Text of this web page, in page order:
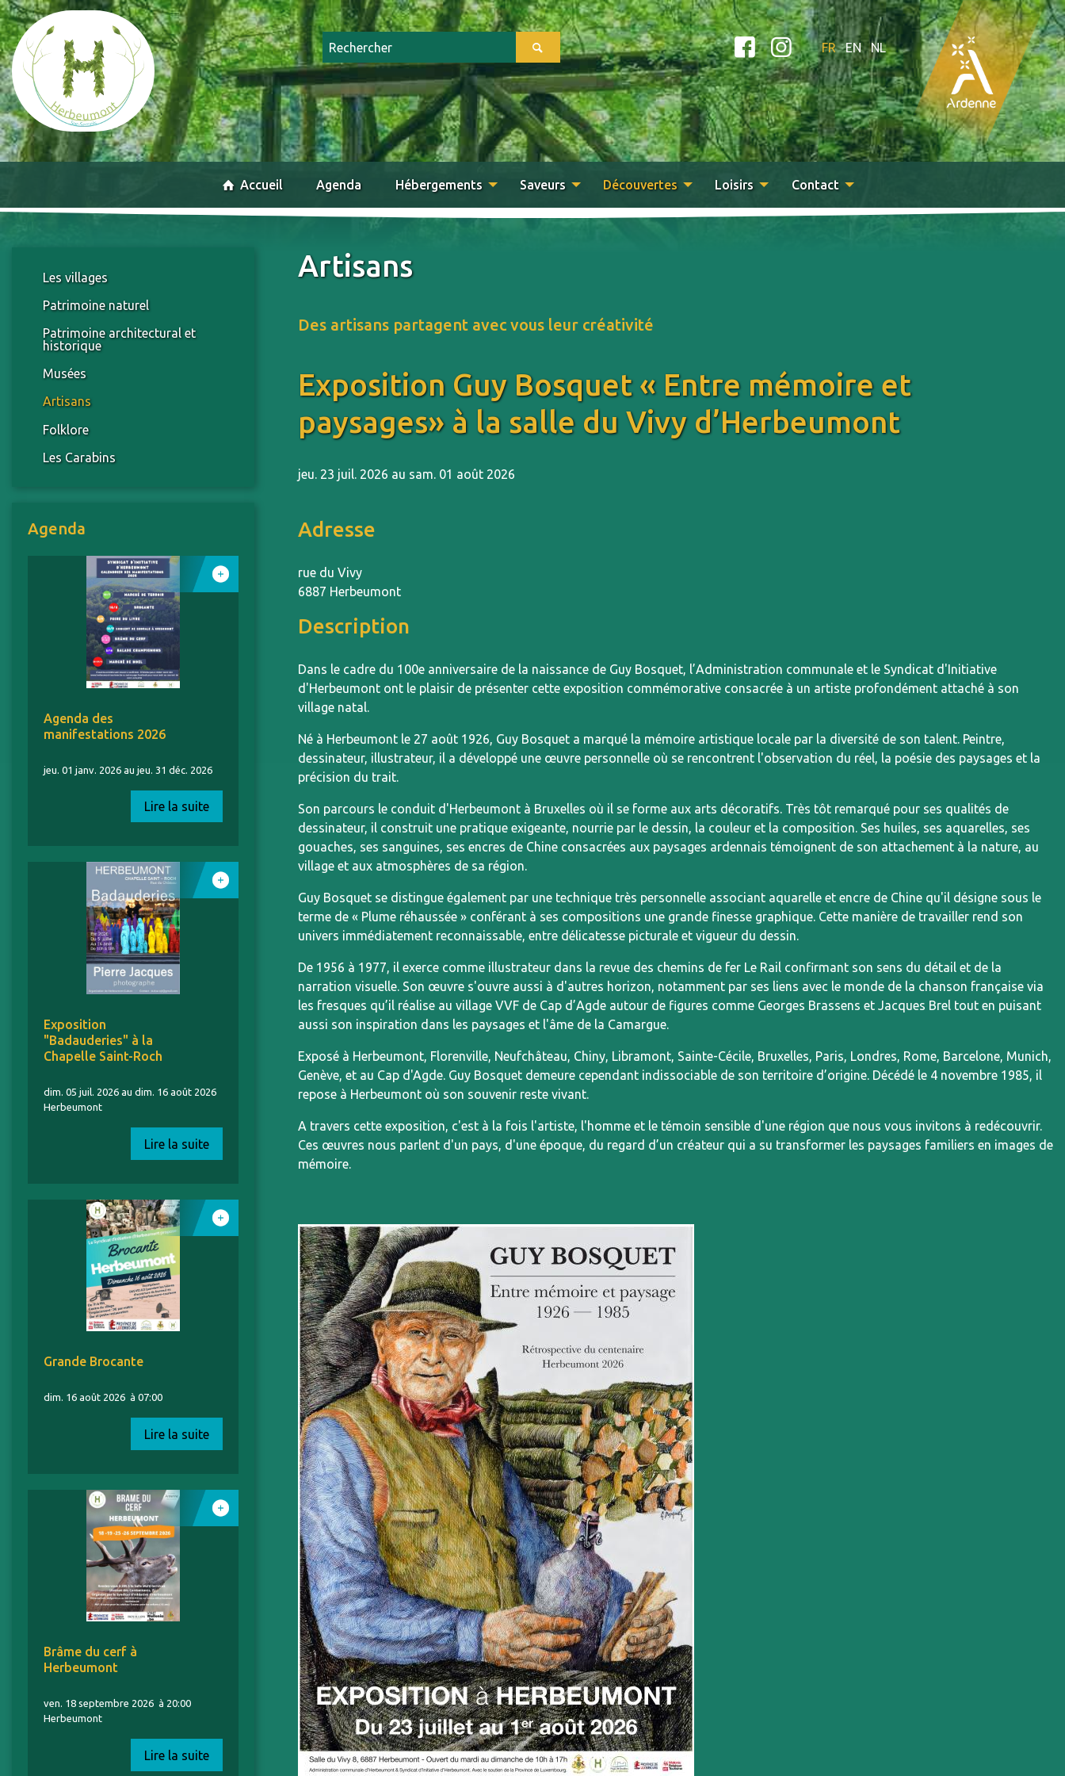
FR EN NL
Accueil Agenda Hébergements Saveurs Découvertes Loisirs Contact
Artisans
Des artisans partagent avec vous leur créativité
Exposition Guy Bosquet « Entre mémoire et
paysages» à la salle du Vivy d’Herbeumont
jeu. 23 juil. 2026 au sam. 01 août 2026
Adresse
rue du Vivy
6887 Herbeumont
Description
Dans le cadre du 100e anniversaire de la naissance de Guy Bosquet, l’Administration communale et le Syndicat d'Initiative
d'Herbeumont ont le plaisir de présenter cette exposition commémorative consacrée à un artiste profondément attaché à son
village natal.
Né à Herbeumont le 27 août 1926, Guy Bosquet a marqué la mémoire artistique locale par la diversité de son talent. Peintre,
dessinateur, illustrateur, il a développé une œuvre personnelle où se rencontrent l'observation du réel, la poésie des paysages et la
précision du trait.
Son parcours le conduit d'Herbeumont à Bruxelles où il se forme aux arts décoratifs. Très tôt remarqué pour ses qualités de
dessinateur, il construit une pratique exigeante, nourrie par le dessin, la couleur et la composition. Ses huiles, ses aquarelles, ses
gouaches, ses sanguines, ses encres de Chine consacrées aux paysages ardennais témoignent de son attachement à la nature, au
village et aux atmosphères de sa région.
Guy Bosquet se distingue également par une technique très personnelle associant aquarelle et encre de Chine qu'il désigne sous le
terme de « Plume réhaussée » conférant à ses compositions une grande finesse graphique. Cette manière de travailler rend son
univers immédiatement reconnaissable, entre délicatesse picturale et vigueur du dessin.
De 1956 à 1977, il exerce comme illustrateur dans la revue des chemins de fer Le Rail confirmant son sens du détail et de la
narration visuelle. Son œuvre s'ouvre aussi à d'autres horizon, notamment par ses liens avec le monde de la chanson française via
les fresques qu’il réalise au village VVF de Cap d’Agde autour de figures comme Georges Brassens et Jacques Brel tout en puisant
aussi son inspiration dans les paysages et l'âme de la Camargue.
Exposé à Herbeumont, Florenville, Neufchâteau, Chiny, Libramont, Sainte-Cécile, Bruxelles, Paris, Londres, Rome, Barcelone, Munich,
Genève, et au Cap d'Agde. Guy Bosquet demeure cependant indissociable de son territoire d’origine. Décédé le 4 novembre 1985, il
repose à Herbeumont où son souvenir reste vivant.
A travers cette exposition, c'est à la fois l'artiste, l'homme et le témoin sensible d'une région que nous vous invitons à redécouvrir.
Ces œuvres nous parlent d'un pays, d'une époque, du regard d’un créateur qui a su transformer les paysages familiers en images de
mémoire.
Les villages
Patrimoine naturel
Patrimoine architectural et
historique
Musées
Artisans
Folklore
Les Carabins
Agenda
Agenda des
manifestations 2026
jeu. 01 janv. 2026 au jeu. 31 déc. 2026
Lire la suite
Exposition
"Badauderies" à la
Chapelle Saint-Roch
dim. 05 juil. 2026 au dim. 16 août 2026
Herbeumont
Lire la suite
Grande Brocante
dim. 16 août 2026 à 07:00
Lire la suite
Brâme du cerf à
Herbeumont
ven. 18 septembre 2026 à 20:00
Herbeumont
Lire la suite